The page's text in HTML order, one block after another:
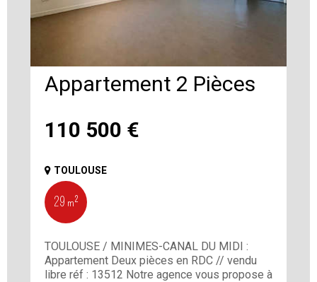
110 500 €
Appartement 2 Pièces
TOULOUSE
29 m²
TOULOUSE / MINIMES-CANAL DU MIDI :
Appartement Deux pièces en RDC // vendu
libre réf : 13512 Notre agence vous propose à